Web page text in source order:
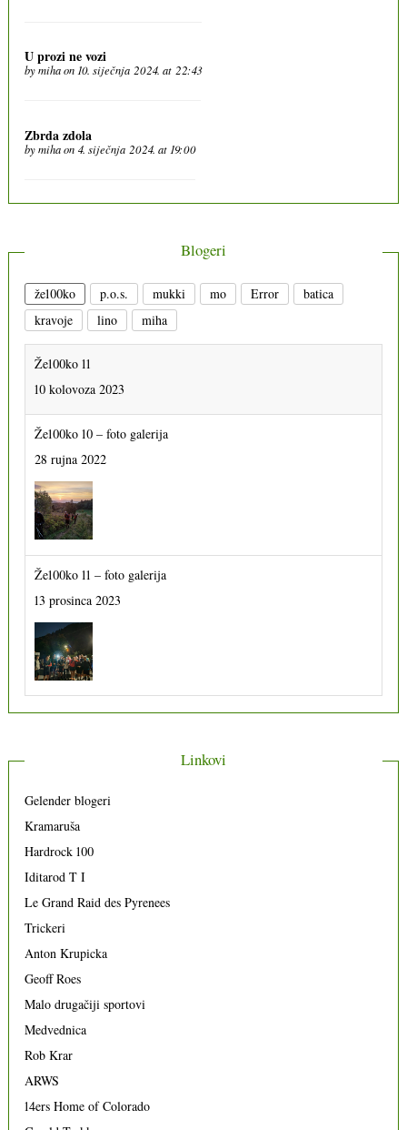
U prozi ne vozi
bymihaon 10. siječnja 2024. at 22:43
Zbrda zdola
bymihaon 4. siječnja 2024. at 19:00
Blogeri
že100ko p.o.s. mukki mo Error
batica
kravoje
lino miha
Že100ko 11
10 kolovoza 2023
Že100ko 10 – foto galerija
28 rujna 2022
Že100ko 11 – foto galerija
13 prosinca 2023
Linkovi
Gelender blogeri
Kramaruša
Hardrock 100
Iditarod T I
Le Grand Raid des Pyrenees
Trickeri
Anton Krupicka
Geoff Roes
Malo drugačiji sportovi
Medvednica
Rob Krar
ARWS
14ers Home of Colorado